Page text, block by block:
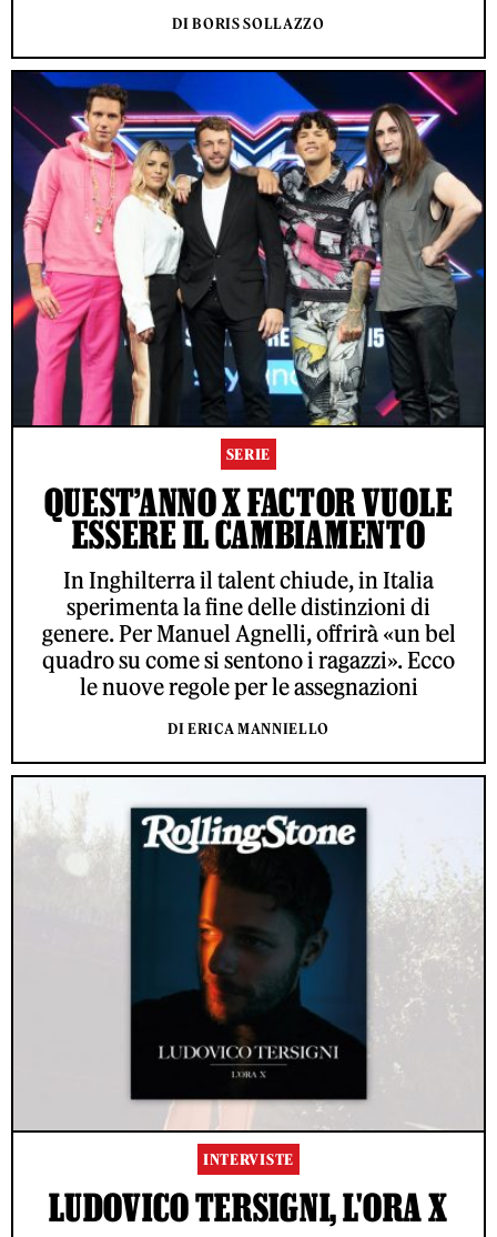
DI BORIS SOLLAZZO
SERIE
QUEST’ANNO X FACTOR VUOLE
ESSERE IL CAMBIAMENTO
In Inghilterra il talent chiude, in Italia
sperimenta la fine delle distinzioni di
genere. Per Manuel Agnelli, offrirà «un bel
quadro su come si sentono i ragazzi». Ecco
le nuove regole per le assegnazioni
DI ERICA MANNIELLO
INTERVISTE
LUDOVICO TERSIGNI, L'ORA X